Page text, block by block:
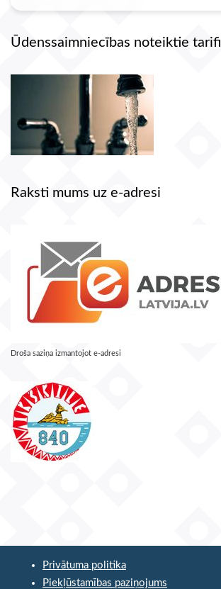
Ūdenssaimniecības noteiktie tarifi
Raksti mums uz e-adresi
Droša saziņa izmantojot e-adresi
Privātuma politika
Piekļūstamības paziņojums